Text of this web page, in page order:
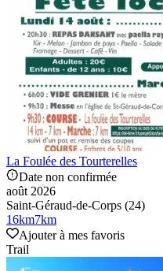
La Foulée des Tourterelles
Date non confirmée
août 2026
Saint-Géraud-de-Corps (24)
16km7km
Ajouter à mes favoris
Trail